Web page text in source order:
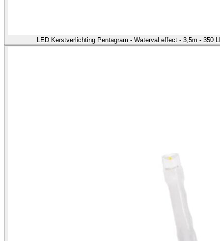
LED Kerstverlichting Pentagram - Waterval effect - 3,5m - 350